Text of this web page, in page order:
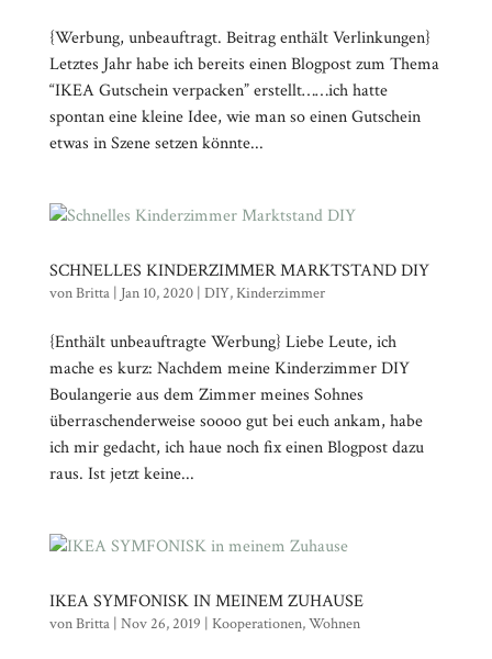
{Werbung, unbeauftragt. Beitrag enthält Verlinkungen}
Letztes Jahr habe ich bereits einen Blogpost zum Thema
“IKEA Gutschein verpacken” erstellt……ich hatte
spontan eine kleine Idee, wie man so einen Gutschein
etwas in Szene setzen könnte...
SCHNELLES KINDERZIMMER MARKTSTAND DIY
vonBritta| Jan 10, 2020| DIY,Kinderzimmer
{Enthält unbeauftragte Werbung} Liebe Leute, ich
mache es kurz: Nachdem meine Kinderzimmer DIY
Boulangerie aus dem Zimmer meines Sohnes
überraschenderweise soooo gut bei euch ankam, habe
ich mir gedacht, ich haue noch fix einen Blogpost dazu
raus. Ist jetzt keine...
IKEA SYMFONISK IN MEINEM ZUHAUSE
vonBritta| Nov 26, 2019 | Kooperationen,Wohnen